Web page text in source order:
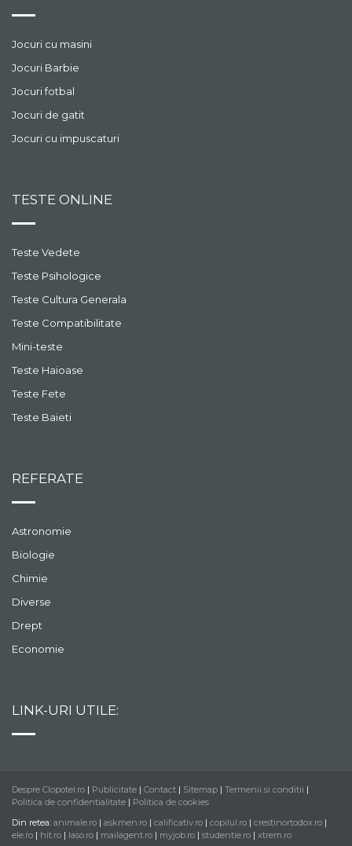
Jocuri cu masini
Jocuri Barbie
Jocuri fotbal
Jocuri de gatit
Jocuri cu impuscaturi
TESTE ONLINE
Teste Vedete
Teste Psihologice
Teste Cultura Generala
Teste Compatibilitate
Mini-teste
Teste Haioase
Teste Fete
Teste Baieti
REFERATE
Astronomie
Biologie
Chimie
Diverse
Drept
Economie
LINK-URI UTILE:
Despre Clopotel.ro | Publicitate | Contact | Sitemap | Termenii si conditii |
Politica de confidentialitate | Politica de cookies
Din retea: animale.ro | askmen.ro | calificativ.ro | copilul.ro | crestinortodox.ro |
ele.ro | hit.ro | laso.ro | mailagent.ro | myjob.ro | studentie.ro | xtrem.ro